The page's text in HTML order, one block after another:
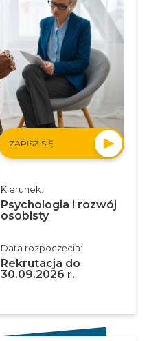
ZAPISZ SIĘ
Kierunek:
Psychologia i rozwój
osobisty
Data rozpoczęcia:
Rekrutacja do
30.09.2026 r.